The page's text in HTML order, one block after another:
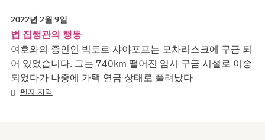
2022년 2월 9일
법 집행관의 행동
여호와의 증인인 빅토르 샤야포프는 모차리스크에 구금 되
어 있었습니다. 그는 740km 떨어진 임시 구금 시설로 이송
되었다가 나중에 가택 연금 상태로 풀려났다
펜자 지역